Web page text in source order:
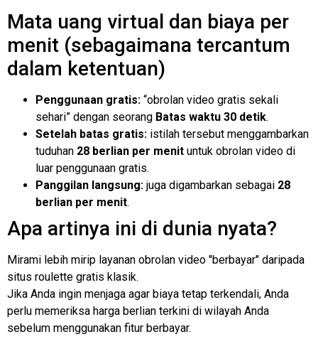
Mata uang virtual dan biaya per
menit (sebagaimana tercantum
dalam ketentuan)
Penggunaan gratis: “obrolan video gratis sekali
sehari” dengan seorang Batas waktu 30 detik.
Setelah batas gratis: istilah tersebut menggambarkan
tuduhan 28 berlian per menit untuk obrolan video di
luar penggunaan gratis.
Panggilan langsung: juga digambarkan sebagai 28
berlian per menit.
Apa artinya ini di dunia nyata?
Mirami lebih mirip layanan obrolan video "berbayar" daripada
situs roulette gratis klasik.
Jika Anda ingin menjaga agar biaya tetap terkendali, Anda
perlu memeriksa harga berlian terkini di wilayah Anda
sebelum menggunakan fitur berbayar.